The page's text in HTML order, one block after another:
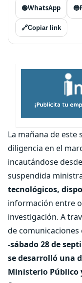
🟢WhatsApp 🔵
🔗Copiar link
La mañana de este
diligencia en el
incautándose
suspendida
tecnológicos,
información entre
investigación. A
de comunicaciones
-sábado 28 de
se desarrolló una
Ministerio Público